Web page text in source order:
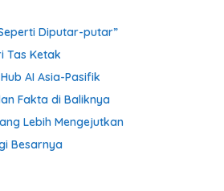
Diputar-putar”
Tas Ketak
AI Asia-Pasifik
Fakta di Baliknya
Lebih Mengejutkan
Besarnya